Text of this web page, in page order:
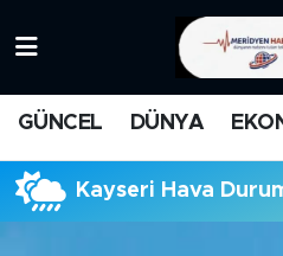
GÜNCEL DÜNYA
Kayseri Hava